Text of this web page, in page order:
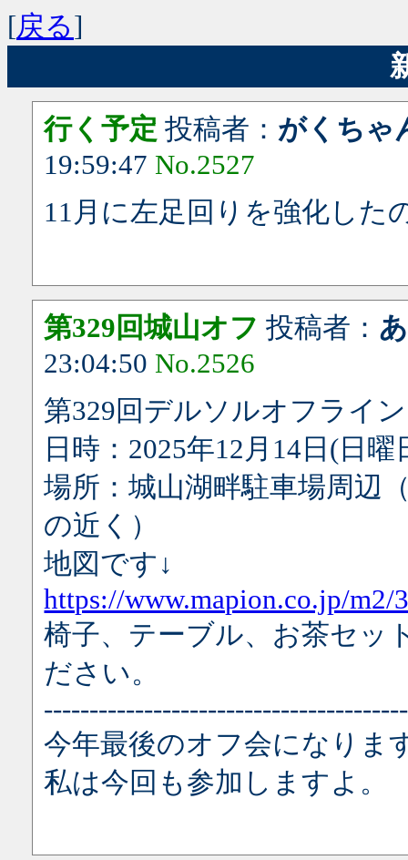
[戻る]
行く予定 投稿者： がくちゃ
19:59:47 No.2527
11月に左足回りを強化した
第329回城山オフ 投稿者：
23:04:50 No.2526
第329回デルソルオフライ
日時：2025年12月14日(日
場所：城山湖畔駐車場周辺
の近く）
地図です↓
https://www.mapion.co.jp/m2/
椅子、テーブル、お茶セッ
ださい。
今年最後のオフ会になりま
私は今回も参加しますよ。